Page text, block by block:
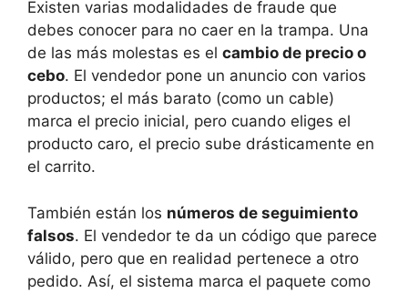
Existen varias modalidades de fraude que
debes conocer para no caer en la trampa. Una
de las más molestas es el cambio de precio o
cebo. El vendedor pone un anuncio con varios
productos; el más barato (como un cable)
marca el precio inicial, pero cuando eliges el
producto caro, el precio sube drásticamente en
el carrito.
También están los números de seguimiento
falsos. El vendedor te da un código que parece
válido, pero que en realidad pertenece a otro
pedido. Así, el sistema marca el paquete como